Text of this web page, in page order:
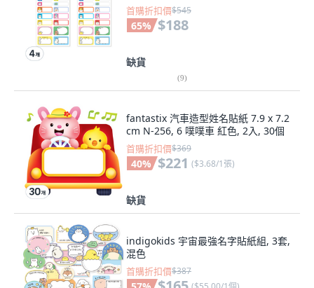
首購折扣價$545
65% $188
缺貨
(9)
fantastix 汽車造型姓名貼紙 7.9 x 7.2
cm N-256, 6 噗噗車 紅色, 2入, 30個
首購折扣價$369
40% $221 ($3.68/1張)
缺貨
indigokids 宇宙最強名字貼紙組, 3套,
混色
首購折扣價$387